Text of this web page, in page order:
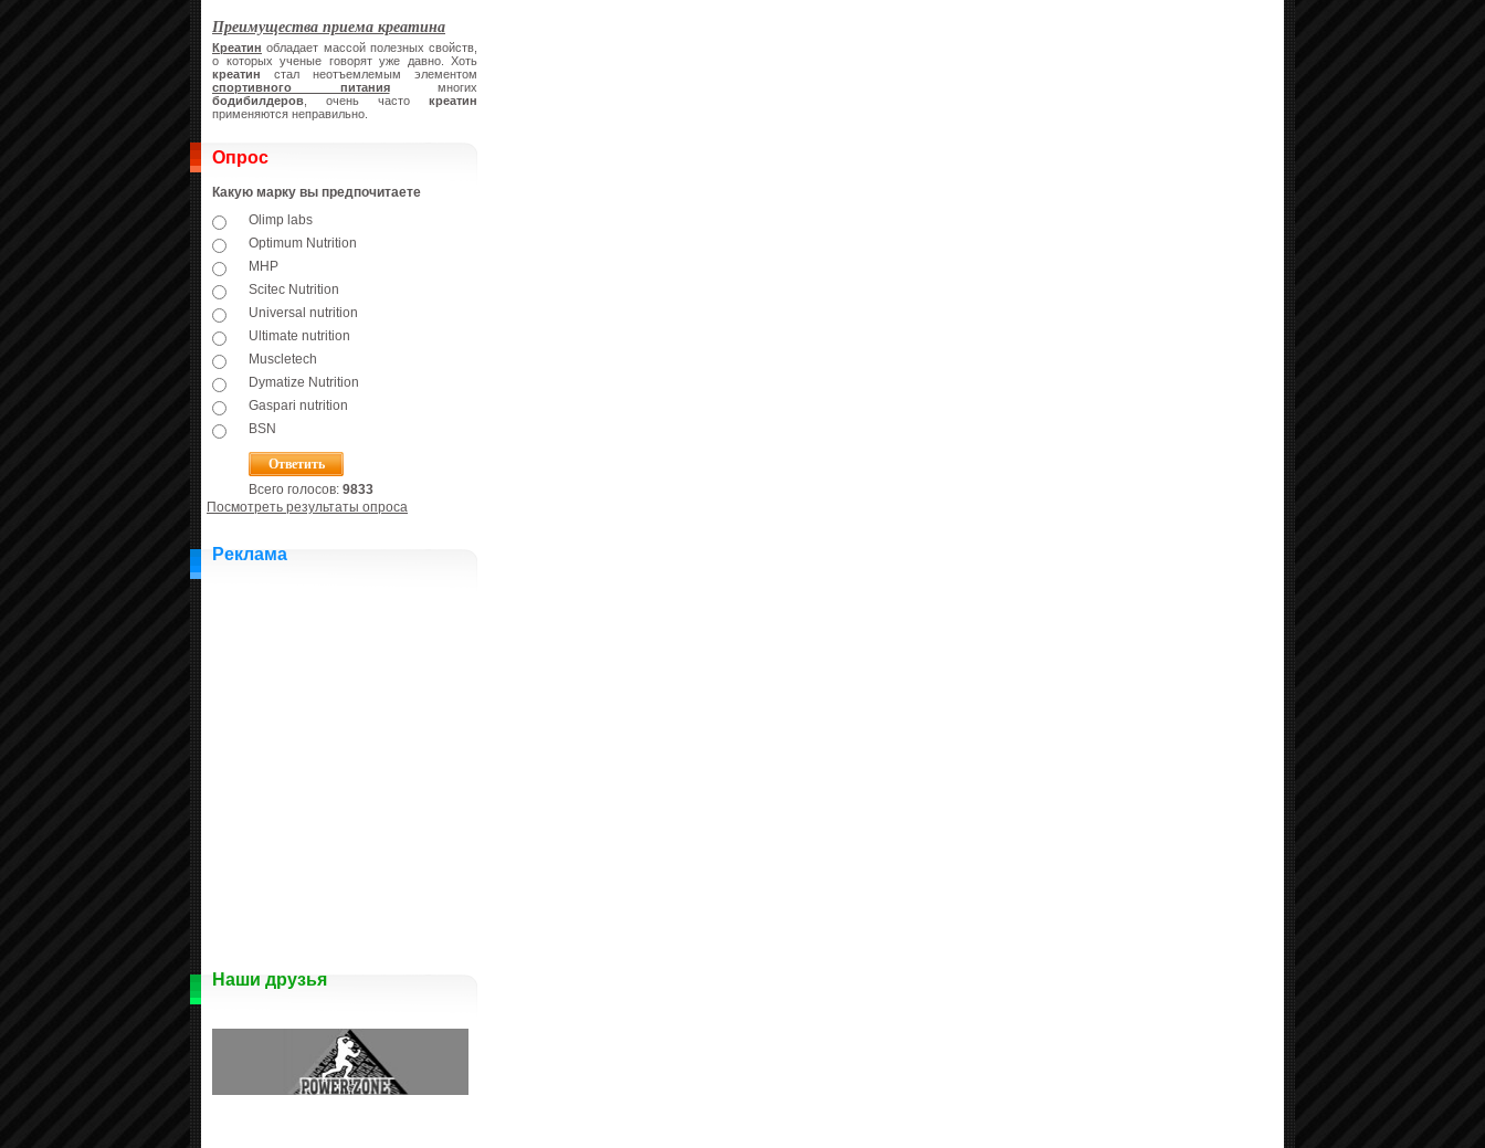
Преимущества приема креатина
Креатин обладает массой полезных свойств,
о которых ученые говорят уже давно. Хоть
креатин стал неотъемлемым элементом
спортивного питаниямногих
бодибилдеров , очень часто креатин
применяются неправильно.
Опрос
Какую марку вы предпочитаете
Olimp labs
Optimum Nutrition
MHP
Scitec Nutrition
Universal nutrition
Ultimate nutrition
Muscletech
Dymatize Nutrition
Gaspari nutrition
BSN
Всего голосов: 9833
Посмотреть результаты опроса
Реклама
Наши друзья